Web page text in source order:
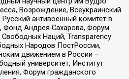
Возрождение, Всеукраинский
антивоенный комитет в
Фонд Андрея Сахарова, Форум
Наций, Transparеncy
Народов ПостРоссии,
движением в России –
университет, Институт
Форум гражданского